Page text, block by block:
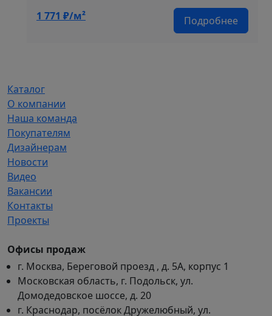
Подробнее
1 771 ₽/м²
Каталог
О компании
Наша команда
Покупателям
Дизайнерам
Новости
Видео
Вакансии
Контакты
Проекты
Офисы продаж
г. Москва, Береговой проезд , д. 5А, корпус 1
Московская область, г. Подольск, ул.
Домодедовское шоссе, д. 20
г. Краснодар, посёлок Дружелюбный, ул.